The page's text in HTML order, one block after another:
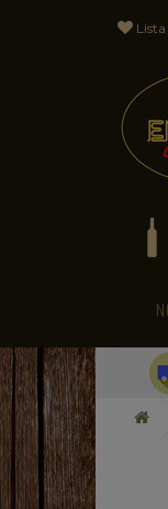
Lista